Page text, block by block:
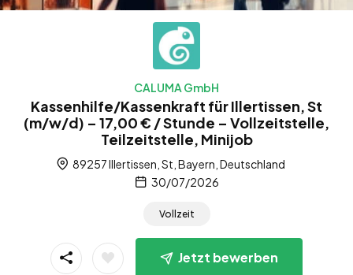
CALUMA GmbH
Kassenhilfe/Kassenkraft für Illertissen, St
(m/w/d) – 17,00 € / Stunde – Vollzeitstelle,
Teilzeitstelle, Minijob
89257 Illertissen, St, Bayern, Deutschland
30/07/2026
Vollzeit
Jetzt bewerben